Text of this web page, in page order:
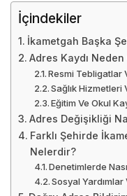
İçindekiler
İkametgah Başka
Adres Kaydı Neden
Resmi Tebligatlar
Sağlık Hizmetleri
Eğitim Ve Okul
Adres Değişikliği
Farklı Şehirde
Nelerdir?
Denetimlerde
Sosyal